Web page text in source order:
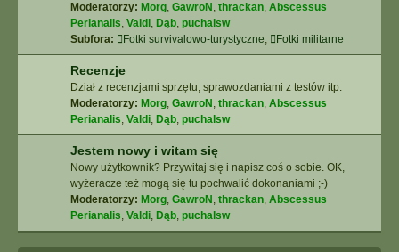
Moderatorzy: Morg, GawroN , thrackan, Abscessus
Perianalis, Valdi, Dąb, puchalsw
Subfora:
Fotki survivalowo-turystyczne, Fotki militarne
Recenzje
Dział z recenzjami sprzętu, sprawozdaniami z testów itp.
Moderatorzy: Morg, GawroN , thrackan, Abscessus
Perianalis, Valdi, Dąb, puchalsw
Jestem nowy i witam się
Nowy użytkownik? Przywitaj się i napisz coś o sobie. OK,
wyżeracze też mogą się tu pochwalić dokonaniami ;-)
Moderatorzy: Morg, GawroN , thrackan, Abscessus
Perianalis, Valdi, Dąb, puchalsw